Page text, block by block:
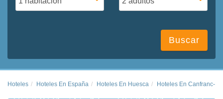
Buscar
Hoteles Hoteles En España Hoteles En Huesca Hoteles En Canfranc-